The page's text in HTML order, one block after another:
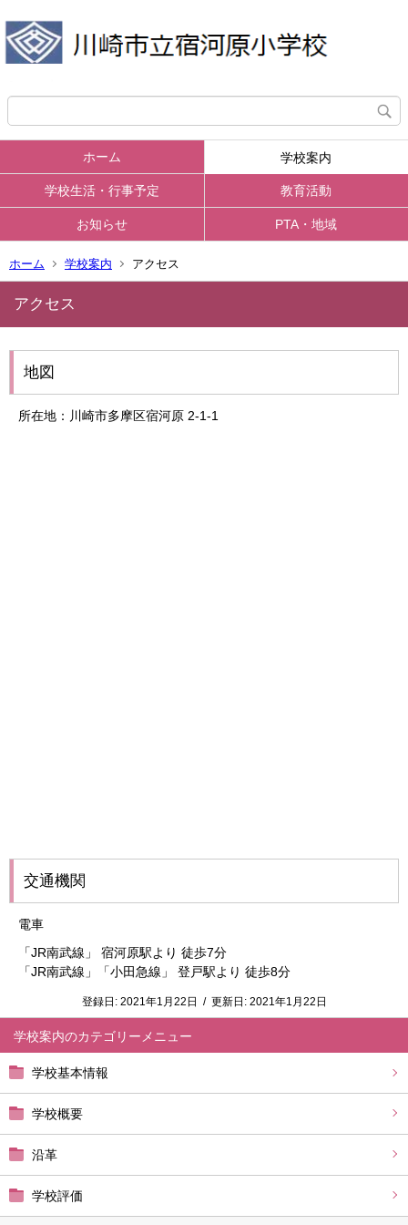
ホーム 学校案内
学校生活・行事予定 教育活動
お知らせ PTA・地域
ホーム 学校案内 アクセス
学校案内
学校基本情報
学校概要
沿革
学校評価
アクセス
地図
所在地：川崎市多摩区宿河原 2-1-1
交通機関
電車
「JR南武線」 宿河原駅より 徒歩7分
「JR南武線」「小田急線」 登戸駅より 徒歩8分
登録日: 2021年1月22日 / 更新日: 2021年1月22日